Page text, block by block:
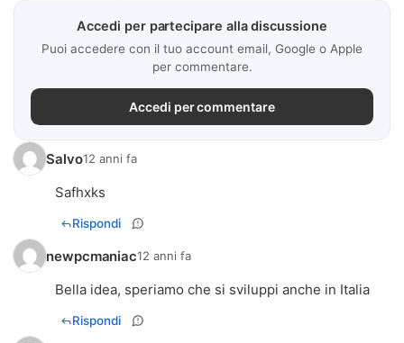
Accedi per partecipare alla discussione
Puoi accedere con il tuo account email, Google o Apple
per commentare.
Accedi per commentare
Salvo12 anni fa
Safhxks
Rispondi
newpcmaniac12 anni fa
Bella idea, speriamo che si sviluppi anche in Italia
Rispondi